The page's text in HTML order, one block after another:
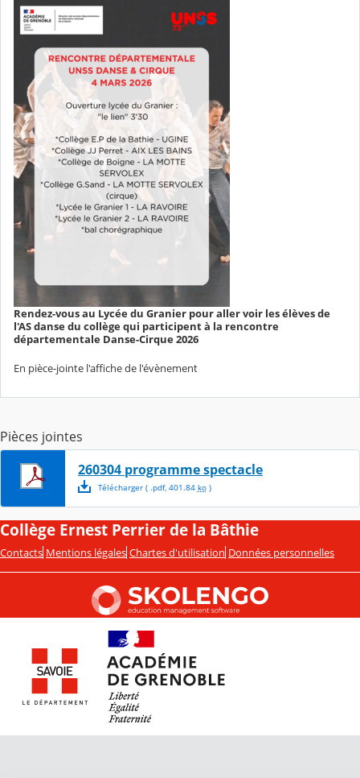
Rendez-vous au Lycée du Granier pour aller voir les élèves de
l'AS danse du collège qui participent à la rencontre
départementale Danse-Cirque 2026
En pièce-jointe l'affiche de l'évènement
Pièces jointes
260304 programme spectacle
Télécharger( .pdf, 401.84 ko)
Collège Ernest Perrier de la Bâthie
Contacts Mentions légales Chartes d'utilisation Données personnelles